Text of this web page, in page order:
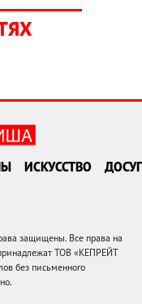
ИСКУССТВО ДОСУГ
защищены. Все права на
ТОВ «КЕПРЕЙТ
без письменного